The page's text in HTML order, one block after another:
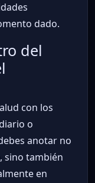
dado.
del
con los
o
anotar no
sino también
en